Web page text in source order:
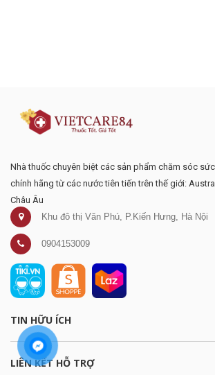
Nhà thuốc chuyên biệt các sản phẩm chăm sóc
chính hãng từ các nước tiên tiến trên thế giới:
Châu Âu
Khu đô thị Văn Phú, P.Kiến Hưng, Hà Nội
0904153009
TIN HỮU ÍCH
LIÊN KẾT HỖ TRỢ